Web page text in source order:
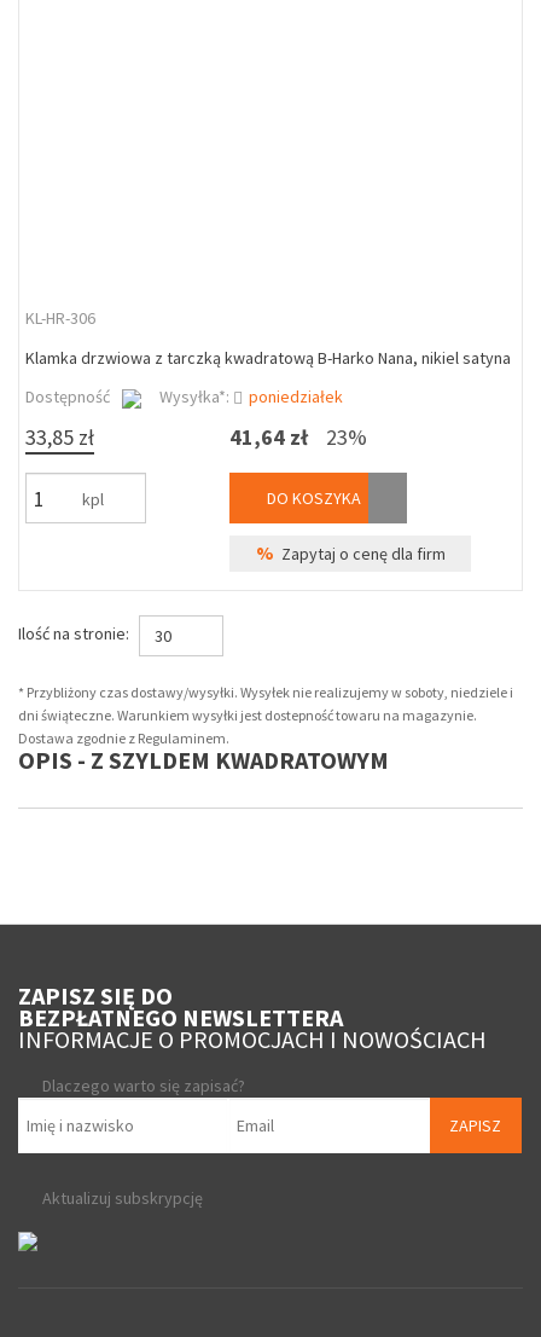
KL-HR-306
Klamka drzwiowa z tarczką kwadratową B-Harko Nana, nikiel satyna
Dostępność
Wysyłka*: poniedziałek
33,85 zł
kpl
41,64 zł 23%
DO KOSZYKA
% Zapytaj o cenę dla firm
Ilość na stronie: 30
* Przybliżony czas dostawy/wysyłki. Wysyłek nie realizujemy w soboty, niedziele i
dni świąteczne. Warunkiem wysyłki jest dostepność towaru na magazynie.
Dostawa zgodnie z Regulaminem.
OPIS - Z SZYLDEM KWADRATOWYM
ZAPISZ SIĘ DO
BEZPŁATNEGO NEWSLETTERA
INFORMACJE O PROMOCJACH I NOWOŚCIACH
Dlaczego warto się zapisać?
ZAPISZ
Aktualizuj subskrypcję